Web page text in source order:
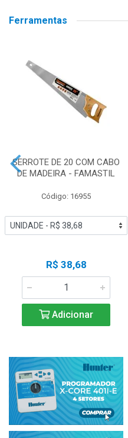
Ferramentas
SERROTE DE 20 COM CABO
DE MADEIRA - FAMASTIL
Código: 16955
R$ 38,68
Adicionar